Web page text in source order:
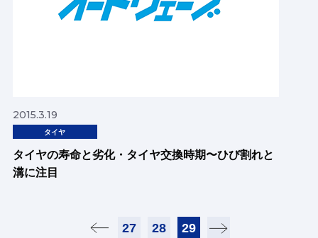
2015.3.19
タイヤ
タイヤの寿命と劣化・タイヤ交換時期〜ひび割れと
溝に注目
27 28 29